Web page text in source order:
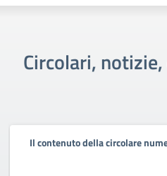
Circolari,
Il contenuto della circolare